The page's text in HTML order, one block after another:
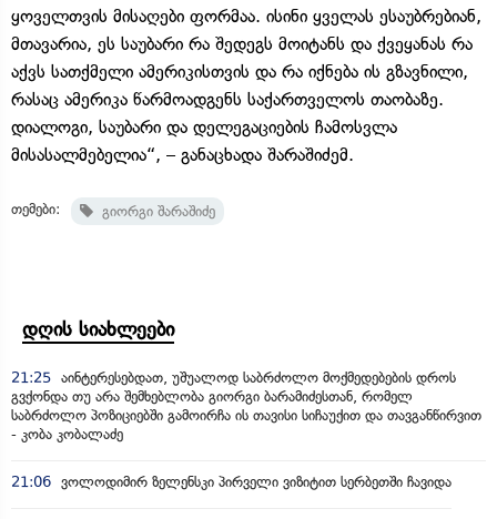
ყოველთვის მისაღები ფორმაა. ისინი ყველას ესაუბრებიან,
მთავარია, ეს საუბარი რა შედეგს მოიტანს და ქვეყანას რა
აქვს სათქმელი ამერიკისთვის და რა იქნება ის გზავნილი,
რასაც ამერიკა წარმოადგენს საქართველოს თაობაზე.
დიალოგი, საუბარი და დელეგაციების ჩამოსვლა
მისასალმებელია“, – განაცხადა შარაშიძემ.
თემები: გიორგი შარაშიძე
დღის სიახლეები
21:25 აინტერესებდათ, უშუალოდ საბრძოლო მოქმედებების დროს
გვქონდა თუ არა შემხებლობა გიორგი ბარამიძესთან, რომელ
საბრძოლო პოზიციებში გამოირჩა ის თავისი სიჩაუქით და თავგანწირვით
- კობა კობალაძე
21:06 ვოლოდიმირ ზელენსკი პირველი ვიზიტით სერბეთში ჩავიდა